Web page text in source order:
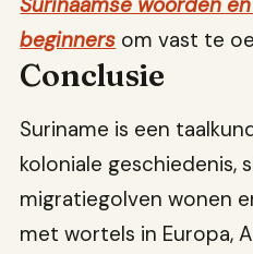
beginners om vast te
Conclusie
Suriname is een
koloniale geschiedenis,
migratiegolven wonen
met wortels in Europa,